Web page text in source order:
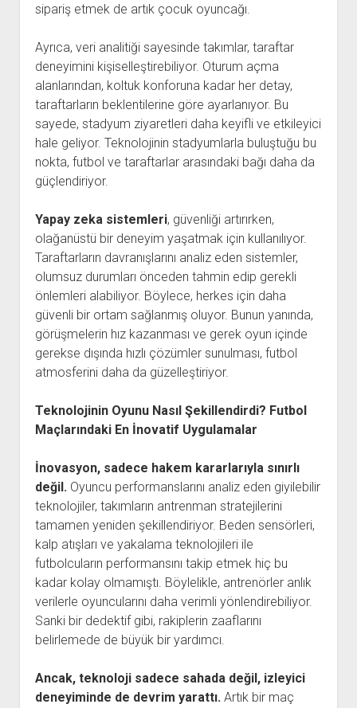
sipariş etmek de artık çocuk oyuncağı.
Ayrıca, veri analitiği sayesinde takımlar, taraftar
deneyimini kişiselleştirebiliyor. Oturum açma
alanlarından, koltuk konforuna kadar her detay,
taraftarların beklentilerine göre ayarlanıyor. Bu
sayede, stadyum ziyaretleri daha keyifli ve etkileyici
hale geliyor. Teknolojinin stadyumlarla buluştuğu bu
nokta, futbol ve taraftarlar arasındaki bağı daha da
güçlendiriyor.
Yapay zeka sistemleri, güvenliği artırırken,
olağanüstü bir deneyim yaşatmak için kullanılıyor.
Taraftarların davranışlarını analiz eden sistemler,
olumsuz durumları önceden tahmin edip gerekli
önlemleri alabiliyor. Böylece, herkes için daha
güvenli bir ortam sağlanmış oluyor. Bunun yanında,
görüşmelerin hız kazanması ve gerek oyun içinde
gerekse dışında hızlı çözümler sunulması, futbol
atmosferini daha da güzelleştiriyor.
Teknolojinin Oyunu Nasıl Şekillendirdi? Futbol
Maçlarındaki En İnovatif Uygulamalar
İnovasyon, sadece hakem kararlarıyla sınırlı
değil.Oyuncu performanslarını analiz eden giyilebilir
teknolojiler, takımların antrenman stratejilerini
tamamen yeniden şekillendiriyor. Beden sensörleri,
kalp atışları ve yakalama teknolojileri ile
futbolcuların performansını takip etmek hiç bu
kadar kolay olmamıştı. Böylelikle, antrenörler anlık
verilerle oyuncularını daha verimli yönlendirebiliyor.
Sanki bir dedektif gibi, rakiplerin zaaflarını
belirlemede de büyük bir yardımcı.
Ancak, teknoloji sadece sahada değil, izleyici
deneyiminde de devrim yarattı.Artık bir maç